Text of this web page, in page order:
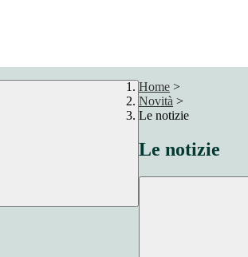
Home >
Novità >
Le notizie
Le notizie